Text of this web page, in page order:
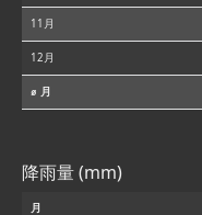
11月
12月
⌀ 月
降雨量 (mm)
月